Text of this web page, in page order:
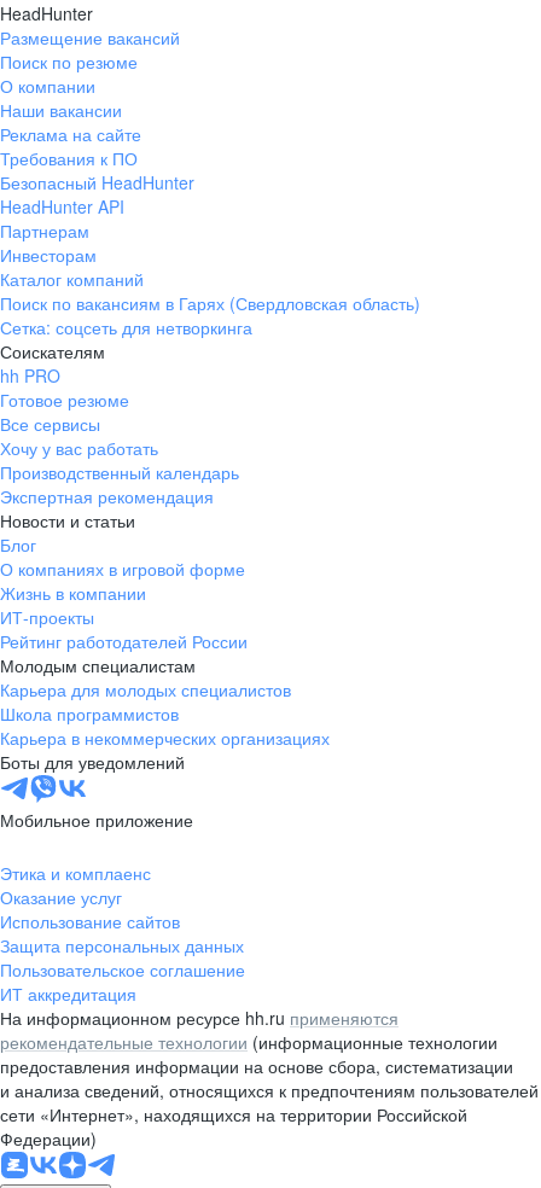
HeadHunter
Размещение вакансий
Поиск по резюме
О компании
Наши вакансии
Реклама на сайте
Требования к ПО
Безопасный HeadHunter
HeadHunter API
Партнерам
Инвесторам
Каталог компаний
Поиск по вакансиям в Гарях (Свердловская область)
Сетка: соцсеть для нетворкинга
Соискателям
hh PRO
Готовое резюме
Все сервисы
Хочу у вас работать
Производственный календарь
Экспертная рекомендация
Новости и статьи
Блог
О компаниях в игровой форме
Жизнь в компании
ИТ-проекты
Рейтинг работодателей России
Молодым специалистам
Карьера для молодых специалистов
Школа программистов
Карьера в некоммерческих организациях
Боты для уведомлений
Мобильное приложение
Этика и комплаенс
Оказание услуг
Использование сайтов
Защита персональных данных
Пользовательское соглашение
ИТ аккредитация
На информационном ресурсе hh.ru применяются
рекомендательные технологии (информационные технологии
предоставления информации на основе сбора, систематизации
и анализа сведений, относящихся к предпочтениям пользователей
сети «Интернет», находящихся на территории Российской
Федерации)